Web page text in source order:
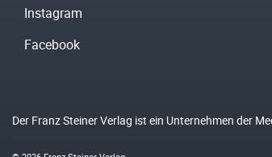
Instagram
Facebook
Der Franz Steiner Verlag ist ein Unternehmen der